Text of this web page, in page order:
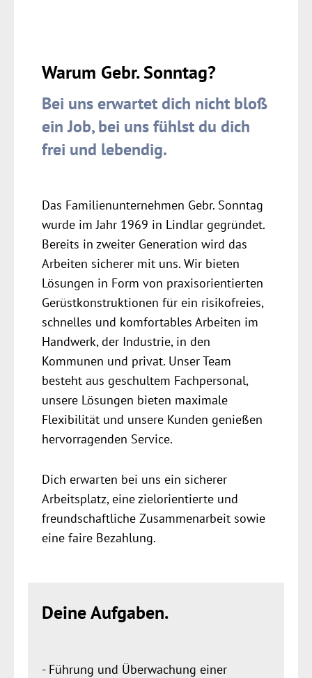
Warum Gebr. Sonntag?
Bei uns erwartet dich nicht bloß
ein Job, bei uns fühlst du dich
frei und lebendig.
Das Familien­unternehmen Gebr. Sonntag
wurde im Jahr 1969 in Lindlar gegründet.
Bereits in zweiter Generation wird das
Arbeiten sicherer mit uns. Wir bieten
Lösungen in Form von praxis­orientierten
Gerüst­konstruktionen für ein risiko­freies,
schnelles und komfortables Arbeiten im
Handwerk, der Industrie, in den
Kommunen und privat. Unser Team
besteht aus geschultem Fach­personal,
unsere Lösungen bieten maximale
Flexibilität und unsere Kunden genießen
her­vorragenden Service.
Dich erwarten bei uns ein sicherer
Arbeitsplatz, eine ziel­orientierte und
freund­schaftliche Zusammen­arbeit sowie
eine faire Bezahlung.
Deine Aufgaben.
- Führung und Überwachung einer